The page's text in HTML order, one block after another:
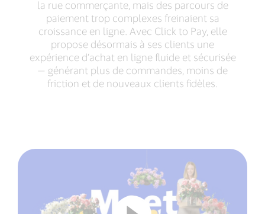
la rue commerçante, mais des parcours de
paiement trop complexes freinaient sa
croissance en ligne. Avec Click to Pay, elle
propose désormais à ses clients une
expérience d’achat en ligne fluide et sécurisée
— générant plus de commandes, moins de
friction et de nouveaux clients fidèles.